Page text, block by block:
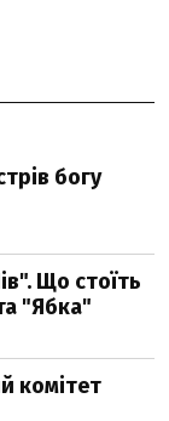
богу
Що стоїть
"Ябка"
комітет